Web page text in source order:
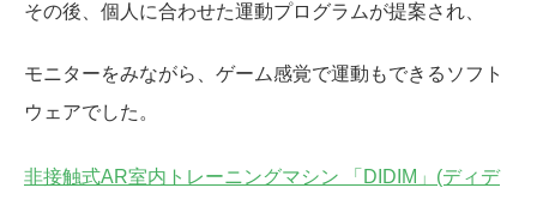
その後、個人に合わせた運動プログラムが提案され、
モニターをみながら、ゲーム感覚で運動もできるソフト
ウェアでした。
非接触式AR室内トレーニングマシン 「DIDIM」(ディデ